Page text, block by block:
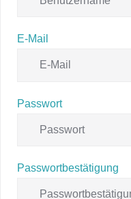
E-Mail
Passwort
Passwortbestätigung